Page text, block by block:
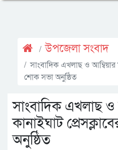
উপজেলা সংবাদ
সাংবাদিক এখলাছ ও আম্বিয়ার
শোক সভা অনুষ্ঠিত
সাংবাদিক এখলাছ
কানাইঘাট
অনুষ্ঠিত